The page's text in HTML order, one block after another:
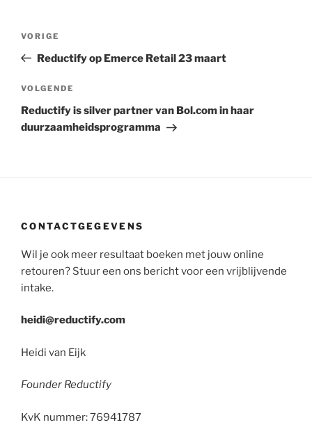
Vorig
bericht
VORIGE
Reductify op Emerce Retail 23 maart
Volgend
bericht
VOLGENDE
Reductify is silver partner van Bol.com in haar
duurzaamheidsprogramma
CONTACTGEGEVENS
Wil je ook meer resultaat boeken met jouw online
retouren? Stuur een ons bericht voor een vrijblijvende
intake.
heidi@reductify.com
Heidi van Eijk
Founder Reductify
KvK nummer: 76941787